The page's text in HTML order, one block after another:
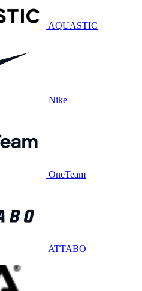
AQUASTIC
Nike
OneTeam
ATTABO